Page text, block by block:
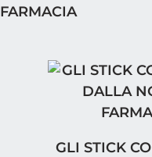
FARMACIA
GLI STICK
GLI STICK